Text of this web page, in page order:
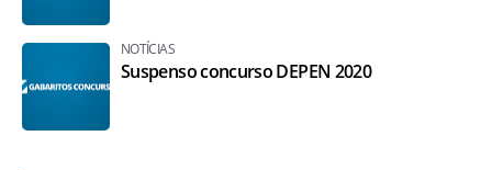
NOTÍCIAS
Suspenso concurso DEPEN 2020